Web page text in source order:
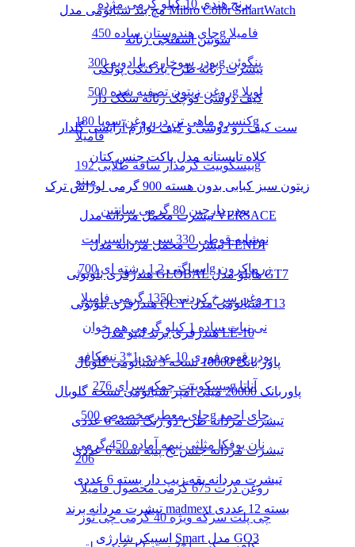
برنج هندی 10 کیلو گرمی مژده
چای هندوستان ساده 450g فامیلا
پودر سوخاری با ادویه 300g پنگوئن
روغن زیتون تصفیه شده 500g اویلا
کنسرو ماهی تن در روغن سویا 180g
فامیلا
بیسکوییت کرمدار ساقه طلایی 192g
مینو
پودر دارچین 80 گرمی سانتین
نوشابه قوطی 330 سی سی اسپرایت
اسپاگتی 1.2 رشته ای 700g زرماکرون
روغن سرخ کردنی 1350 گرمی فامیلا
نی نبات ساده 1 کیلو گرمی هم خوان
پودر قهوه فوری 10 عددی 1*3 نسکافه
بیسکوییت چمک سرای 276g آناتا
چای معطر مخصوص 500g چای احمد
نان یوفکا مثلثی نیمه آماده 450 گرمی
206
روغن ذرت 675 گرمی محصول فامیلا
چی پلت سرکه ویژه 40 گرمی چی توز
مچ بند شیائومی مدل Mibro Color SmartWatch
سوتین اسفنجی زنانه
تیشرت زنانه طرح بادکنکی پولکی
کیف دوشی کوچک زنانه سگک دار
ست کیف رو دوشی و کیف لوازم آرایشی گلدار
کلاه تابستانه مدل باکت جنس کتان
زیتون سبز کبابی بدون هسته 900 گرمی لوراس ترک
تیشرت مخمل مردانه مدل VERSACE
تیشرت مخمل مردانه مدل FENDI
هندزفری بلوتوثی GLOBAL هایلو مدل GT7
هندزفری بلوتوثی QCY شیائومی مدل T13
هندزفری برند لیتو مدل LE-10
پاور بانک 10000 نسخه 3 شیائومی گلوبال
پاوربانک 20000 میلی آمپر شیائومی نسخه گلوبال
تیشرت مردانه طرح دو رنگ بسته 6 عددی
تیشرت مردانه جنس نخ پنبه بسته 6 عددی
تیشرت مردانه یقه زیپ دار بسته 6 عددی
تیشرت مردانه برند madmext بسته 12 عددی
اسپیکر شارژی Smart مدل GO3